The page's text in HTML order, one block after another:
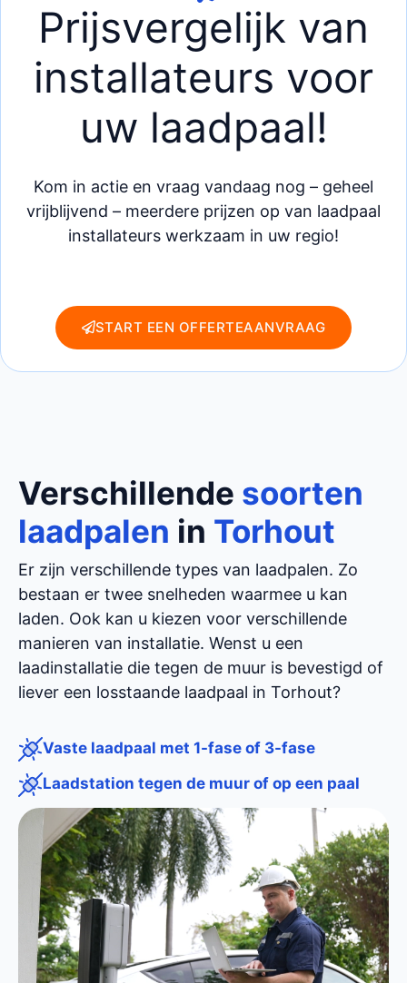
Prijsvergelijk van
installateurs voor
uw laadpaal!
Kom in actie en vraag vandaag nog – geheel
vrijblijvend – meerdere prijzen op van laadpaal
installateurs werkzaam in uw regio!
START EEN OFFERTEAANVRAAG
Verschillende soorten
laadpalen in Torhout
Er zijn verschillende types van laadpalen. Zo
bestaan er twee snelheden waarmee u kan
laden. Ook kan u kiezen voor verschillende
manieren van installatie. Wenst u een
laadinstallatie die tegen de muur is bevestigd of
liever een losstaande laadpaal in Torhout?
Vaste laadpaal met 1-fase of 3-fase
Laadstation tegen de muur of op een paal